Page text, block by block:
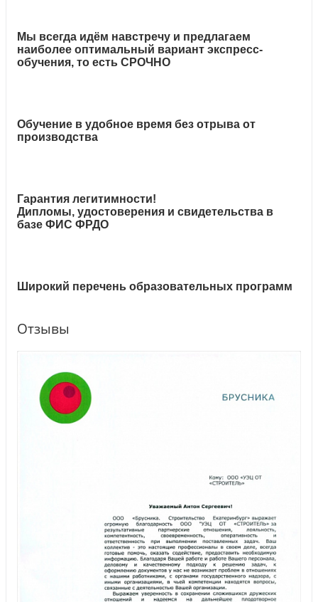
Мы всегда идём навстречу и предлагаем
наиболее оптимальный вариант экспресс-
обучения, то есть СРОЧНО
Обучение в удобное время без отрыва от
производства
Гарантия легитимности!
Дипломы, удостоверения и свидетельства в
базе ФИС ФРДО
Широкий перечень образовательных программ
Отзывы